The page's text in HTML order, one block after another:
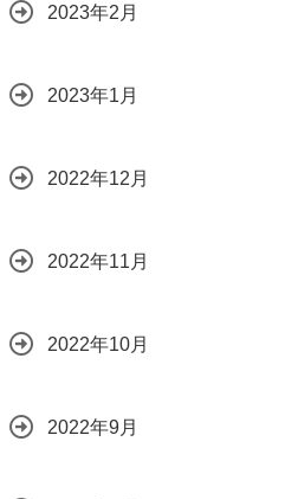
2023年2月
2023年1月
2022年12月
2022年11月
2022年10月
2022年9月